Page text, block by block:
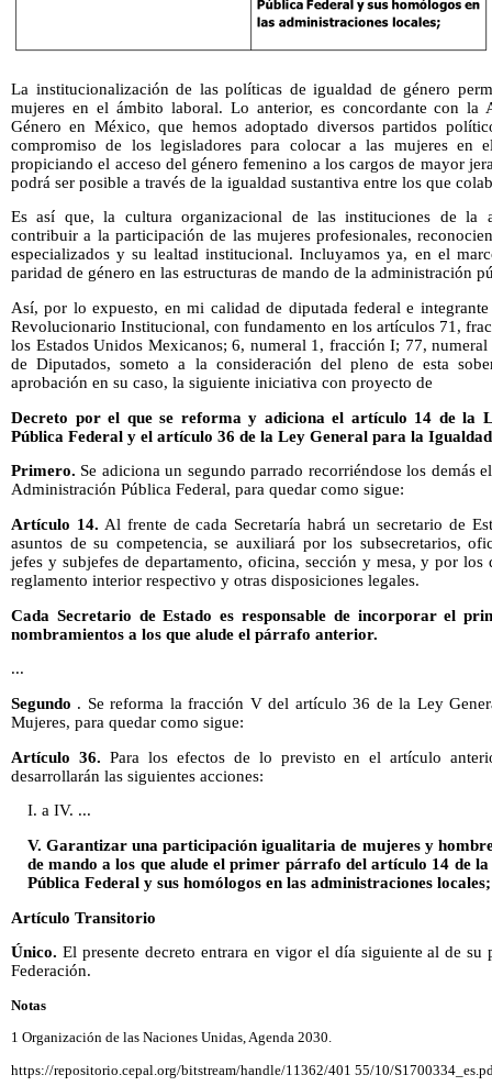
La institucionalización de las políticas de igualdad de género
mujeres en el ámbito laboral. Lo anterior, es concordante con la
Género en México, que hemos adoptado diversos partidos
compromiso de los legisladores para colocar a las mujeres en
propiciando el acceso del género femenino a los cargos de mayor
podrá ser posible a través de la igualdad sustantiva entre los que
Es así que, la cultura organizacional de las instituciones de la
contribuir a la participación de las mujeres profesionales,
especializados y su lealtad institucional. Incluyamos ya, en el
paridad de género en las estructuras de mando de la administración
Así, por lo expuesto, en mi calidad de diputada federal e
Revolucionario Institucional, con fundamento en los artículos 71,
los Estados Unidos Mexicanos; 6, numeral 1, fracción I; 77,
de Diputados, someto a la consideración del pleno de esta
aprobación en su caso, la siguiente iniciativa con proyecto de
Decreto por el que se reforma y adiciona el artículo 14 de la
Pública Federal y el artículo 36 de la Ley General para la
Primero. Se adiciona un segundo parrado recorriéndose los demás
Administración Pública Federal, para quedar como sigue:
Artículo 14. Al frente de cada Secretaría habrá un secretario de
asuntos de su competencia, se auxiliará por los subsecretarios,
jefes y subjefes de departamento, oficina, sección y mesa, y por los
reglamento interior respectivo y otras disposiciones legales.
Cada Secretario de Estado es responsable de incorporar el
nombramientos a los que alude el párrafo anterior.
...
Segundo . Se reforma la fracción V del artículo 36 de la Ley
Mujeres, para quedar como sigue:
Artículo 36. Para los efectos de lo previsto en el artículo
desarrollarán las siguientes acciones:
I. a IV. ...
V. Garantizar una participación igualitaria de mujeres y
de mando a los que alude el primer párrafo del artículo 14 de
Pública Federal y sus homólogos en las administraciones locales;
Artículo Transitorio
Único. El presente decreto entrara en vigor el día siguiente al de
Federación.
Notas
1 Organización de las Naciones Unidas, Agenda 2030.
https://repositorio.cepal.org/bitstream/handle/11362/401 55/10/